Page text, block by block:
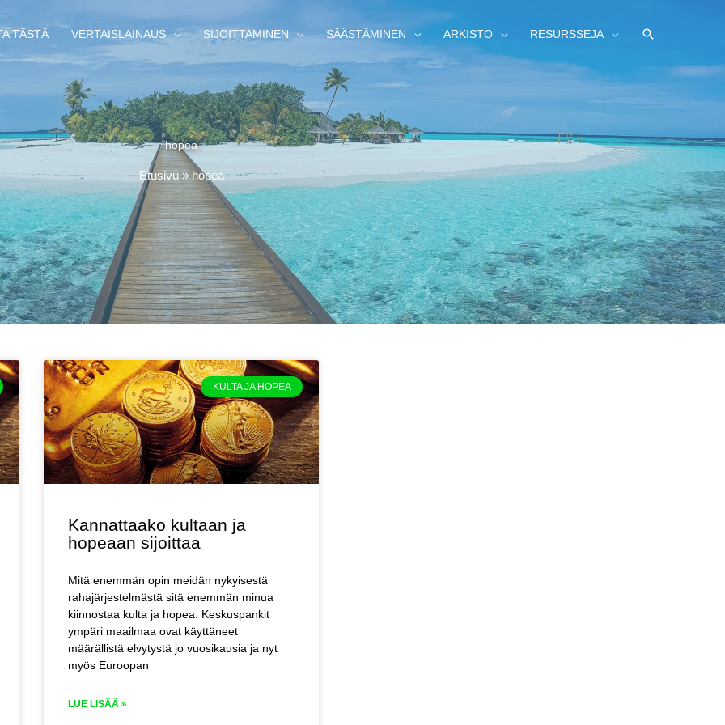
TÄSTÄ VERTAISLAINAUS SIJOITTAMINEN SÄÄSTÄMINEN ARKISTO RESURSSEJA HAE
hopea
Etusivu»hopea
KULTA JA HOPEA
Kannattaako kultaan ja
hopeaan sijoittaa
Mitä enemmän opin meidän nykyisestä
rahajärjestelmästä sitä enemmän minua
kiinnostaa kulta ja hopea. Keskuspankit
ympäri maailmaa ovat käyttäneet
määrällistä elvytystä jo vuosikausia ja nyt
myös Euroopan
LUE LISÄÄ »